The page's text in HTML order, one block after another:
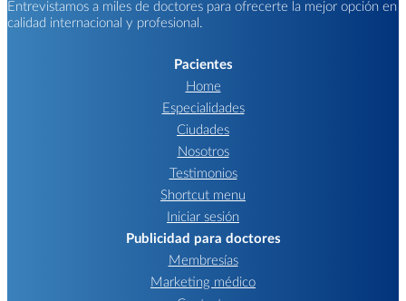
Entrevistamos a miles de doctores para ofrecerte la mejor opción en
calidad internacional y profesional.
Pacientes
Home
Especialidades
Ciudades
Nosotros
Testimonios
Shortcut menu
Iniciar sesión
Publicidad para doctores
Membresías
Marketing médico